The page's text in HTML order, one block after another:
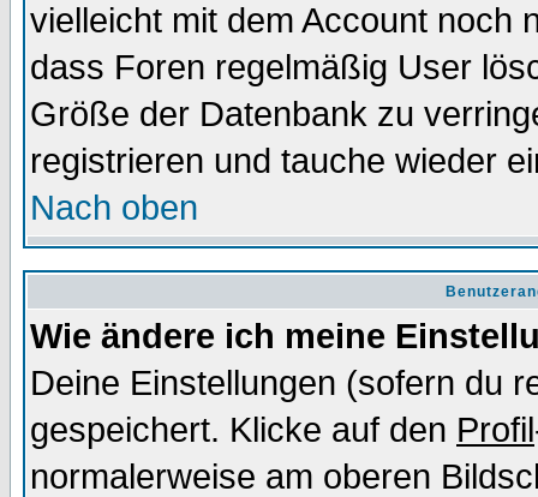
vielleicht mit dem Account noch
dass Foren regelmäßig User
Größe der Datenbank zu
registrieren und tauche wieder
Nach oben
Wie ändere ich meine
Deine Einstellungen (sofern du
gespeichert. Klicke auf den Profil
normalerweise am oberen